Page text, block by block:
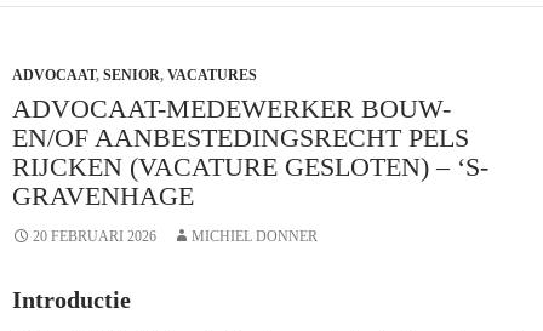
ADVOCAAT, SENIOR, VACATURES
ADVOCAAT-MEDEWERKER BOUW-
EN/OF AANBESTEDINGSRECHT PELS
RIJCKEN (VACATURE GESLOTEN) – ‘S-
GRAVENHAGE
20 FEBRUARI 2026 MICHIEL DONNER
Introductie